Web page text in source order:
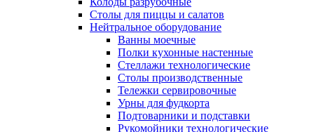
Столы для пиццы и салатов
Нейтральное оборудование
Ванны моечные
Полки кухонные настенные
Стеллажи технологические
Столы производственные
Тележки сервировочные
Урны для фудкорта
Подтоварники и подставки
Рукомойники технологические